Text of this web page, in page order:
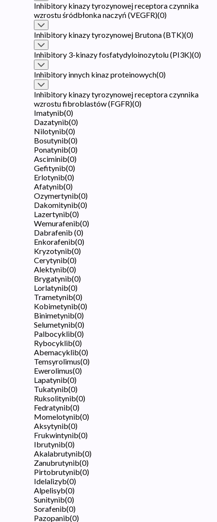
Inhibitory kinazy tyrozynowej receptora czynnika
wzrostu śródbłonka naczyń (VEGFR)(0)
Inhibitory kinazy tyrozynowej Brutona (BTK)(0)
Inhibitory 3-kinazy fosfatydyloinozytolu (PI3K)(0)
Inhibitory innych kinaz proteinowych(0)
Inhibitory kinazy tyrozynowej receptora czynnika
wzrostu fibroblastów (FGFR)(0)
Imatynib(0)
Dazatynib(0)
Nilotynib(0)
Bosutynib(0)
Ponatynib(0)
Asciminib(0)
Gefitynib(0)
Erlotynib(0)
Afatynib(0)
Ozymertynib(0)
Dakomitynib(0)
Lazertynib(0)
Wemurafenib(0)
Dabrafenib (0)
Enkorafenib(0)
Kryzotynib(0)
Cerytynib(0)
Alektynib(0)
Brygatynib(0)
Lorlatynib(0)
Trametynib(0)
Kobimetynib(0)
Binimetynib(0)
Selumetynib(0)
Palbocyklib(0)
Rybocyklib(0)
Abemacyklib(0)
Temsyrolimus(0)
Ewerolimus(0)
Lapatynib(0)
Tukatynib(0)
Ruksolitynib(0)
Fedratynib(0)
Momelotynib(0)
Aksytynib(0)
Frukwintynib(0)
Ibrutynib(0)
Akalabrutynib(0)
Zanubrutynib(0)
Pirtobrutynib(0)
Idelalizyb(0)
Alpelisyb(0)
Sunitynib(0)
Sorafenib(0)
Pazopanib(0)